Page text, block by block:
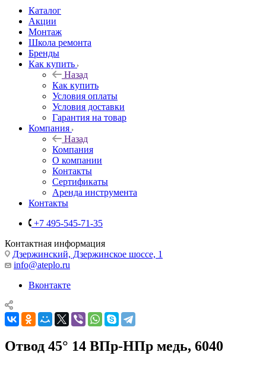
Каталог
Акции
Монтаж
Школа ремонта
Бренды
Как купить
Назад
Как купить
Условия оплаты
Условия доставки
Гарантия на товар
Компания
Назад
Компания
О компании
Контакты
Сертификаты
Аренда инструмента
Контакты
+7 495-545-71-35
Контактная информация
Дзержинский, Дзержинское шоссе, 1
info@ateplo.ru
Вконтакте
Отвод 45° 14 ВПр-HПр медь, 6040